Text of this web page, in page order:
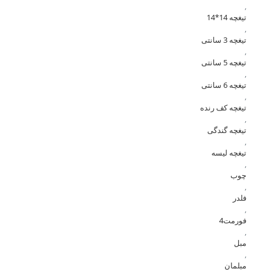
,
تیغچه 14*14
,
تیغچه 3 سانتی
,
تیغچه 5 سانتی
,
تیغچه 6 سانتی
,
تیغچه کف رنده
,
تیغچه گندگی
,
تیغچه لیسه
,
چوب
,
فلدر
,
فورمت4
,
مبل
,
مبلمان